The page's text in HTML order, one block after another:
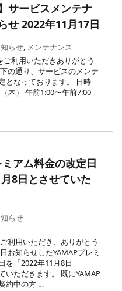
サービスメンテナ
せ 2022年11月17日
らせ, メンテナンス
ご利用いただきありがとう
の通り、サービスのメンテ
となっております。 日時
木） 午前1:00〜午前7:00
アム料金の改定日
8日とさせていた
らせ
利用いただき、ありがとう
お知らせしたYAMAPプレミ
を「2022年11月8日
いただきます。 既にYAMAP
約中の方 …